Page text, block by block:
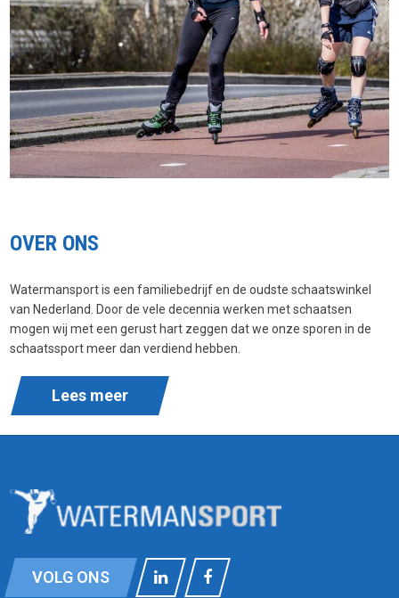
OVER ONS
Watermansport is een familiebedrijf en de oudste schaatswinkel
van Nederland. Door de vele decennia werken met schaatsen
mogen wij met een gerust hart zeggen dat we onze sporen in de
schaatssport meer dan verdiend hebben.
Lees meer
VOLG ONS